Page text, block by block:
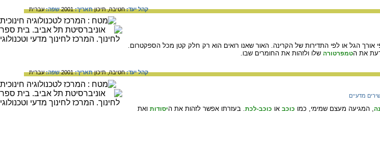
קהל יעד:חטיבה,תיכוןתאריך:2001 שפה:עברית
הגל או לפי התדירות של הקרינה. האור שאנו רואים הוא רק חלק קטן מכל הספקטרום.
את הטמפרטורה שלו ולזהות את החומרים שבו.
קהל יעד:חטיבה,תיכוןתאריך:2001 שפה:עברית
מדעיים
, המגיעה מעצם שמימי, כמו כוכב או כוכב-לכת. בעזרתו אפשר לזהות את היסודות ואת